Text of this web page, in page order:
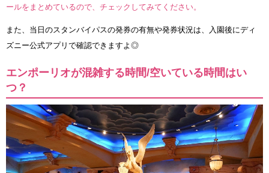
ールをまとめているので、チェックしてみてください。
また、当日のスタンバイパスの発券の有無や発券状況は、入園後にディ
ズニー公式アプリで確認できますよ◎
エンポーリオが混雑する時間/空いている時間はい
つ？